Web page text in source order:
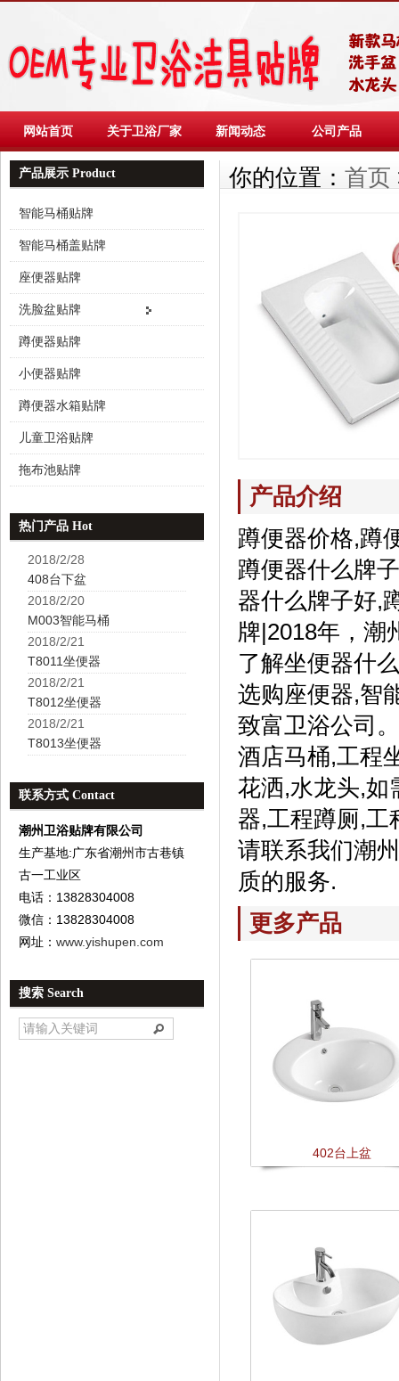
网站首页 关于卫浴厂家 新闻动态 公司产品
产品展示 Product
智能马桶贴牌
智能马桶盖贴牌
座便器贴牌
洗脸盆贴牌
蹲便器贴牌
小便器贴牌
蹲便器水箱贴牌
儿童卫浴贴牌
拖布池贴牌
热门产品 Hot
2018/2/28
408台下盆
2018/2/20
M003智能马桶
2018/2/21
T8011坐便器
2018/2/21
T8012坐便器
2018/2/21
T8013坐便器
联系方式 Contact
潮州卫浴贴牌有限公司
生产基地:广东省潮州市古巷镇
古一工业区
电话：13828304008
微信：13828304008
网址： www.yishupen.com
搜索 Search
你的位置： 首页
产品介绍
蹲便器价格,蹲
蹲便器什么牌
器什么牌子好,
牌|2018年，潮
了解坐便器什
选购座便器,智
致富卫浴公司
酒店马桶,工程
花洒,水龙头,如
器,工程蹲厕,工
请联系我们潮
质的服务.
更多产品
402台上盆